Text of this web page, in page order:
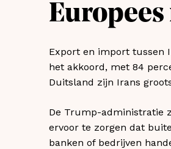
Export en import tussen
het akkoord, met 84
Duitsland zijn Irans
De Trump-administratie
ervoor te zorgen dat
banken of bedrijven